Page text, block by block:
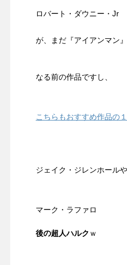
ロバート・ダウニー・Jr
が、まだ『アイアンマン
なる前の作品ですし、
こちらもおすすめ作品の
ジェイク・ジレンホールや
マーク・ラファロ
後の超人ハルク ｗ